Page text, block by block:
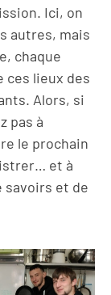
Ici, on
autres, mais
chaque
ces lieux des
Alors, si
pas à
le prochain
et à
savoirs et de